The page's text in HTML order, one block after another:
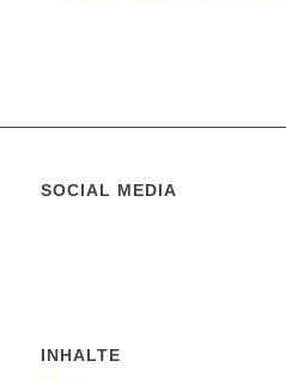
SOCIAL MEDIA
INHALTE